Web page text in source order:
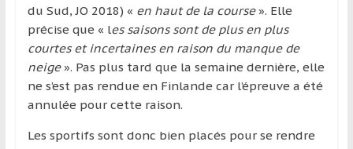
du Sud, JO 2018) « en haut de la course». Elle
précise que « les saisons sont de plus en plus
courtes et incertaines en raison du manque de
neige ». Pas plus tard que la semaine dernière, elle
ne s’est pas rendue en Finlande car l’épreuve a été
annulée pour cette raison.
Les sportifs sont donc bien placés pour se rendre